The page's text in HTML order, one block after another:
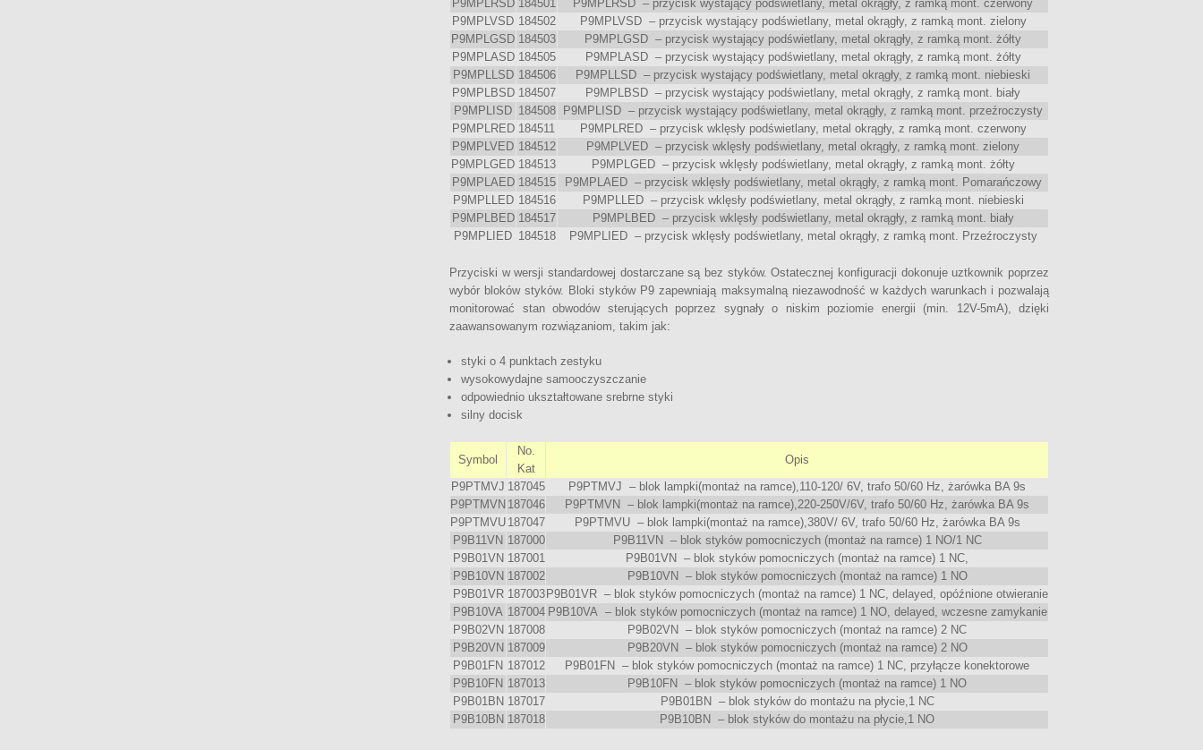
P9MPLRSD 184501
P9MPLRSD – przycisk wystający podświetlany, metal okrągły, z ramką mont. czerwony
P9MPLVSD 184502
P9MPLVSD – przycisk wystający podświetlany, metal okrągły, z ramką mont. zielony
P9MPLGSD 184503
P9MPLGSD – przycisk wystający podświetlany, metal okrągły, z ramką mont. żółty
P9MPLASD 184505
P9MPLASD – przycisk wystający podświetlany, metal okrągły, z ramką mont. żółty
P9MPLLSD 184506
P9MPLLSD – przycisk wystający podświetlany, metal okrągły, z ramką mont. niebieski
P9MPLBSD 184507
P9MPLBSD – przycisk wystający podświetlany, metal okrągły, z ramką mont. biały
P9MPLISD 184508
P9MPLISD – przycisk wystający podświetlany, metal okrągły, z ramką mont. przeźroczysty
P9MPLRED 184511
P9MPLRED – przycisk wklęsły podświetlany, metal okrągły, z ramką mont. czerwony
P9MPLVED 184512
P9MPLVED – przycisk wklęsły podświetlany, metal okrągły, z ramką mont. zielony
P9MPLGED 184513
P9MPLGED – przycisk wklęsły podświetlany, metal okrągły, z ramką mont. żółty
P9MPLAED 184515
P9MPLAED – przycisk wklęsły podświetlany, metal okrągły, z ramką mont. Pomarańczowy
P9MPLLED 184516
P9MPLLED – przycisk wklęsły podświetlany, metal okrągły, z ramką mont. niebieski
P9MPLBED 184517
P9MPLBED – przycisk wklęsły podświetlany, metal okrągły, z ramką mont. biały
P9MPLIED 184518 P9MPLIED – przycisk wklęsły podświetlany, metal okrągły, z ramką mont. Przeźroczysty
Przyciski w wersji standardowej dostarczane są bez styków. Ostatecznej konfiguracji dokonuje uztkownik poprzez
wybór bloków styków. Bloki styków P9 zapewniają maksymalną niezawodność w każdych warunkach i pozwalają
monitorować stan obwodów sterujących poprzez sygnały o niskim poziomie energii (min. 12V-5mA), dzięki
zaawansowanym rozwiązaniom, takim jak:
styki o 4 punktach zestyku
wysokowydajne samooczyszczanie
odpowiednio ukształtowane srebrne styki
silny docisk
Symbol
No.
Kat
Opis
P9PTMVJ 187045
P9PTMVJ – blok lampki(montaż na ramce),110-120/ 6V, trafo 50/60 Hz, żarówka BA 9s
P9PTMVN 187046
P9PTMVN – blok lampki(montaż na ramce),220-250V/6V, trafo 50/60 Hz, żarówka BA 9s
P9PTMVU 187047
P9PTMVU – blok lampki(montaż na ramce),380V/ 6V, trafo 50/60 Hz, żarówka BA 9s
P9B11VN 187000
P9B11VN – blok styków pomocniczych (montaż na ramce) 1 NO/1 NC
P9B01VN 187001
P9B01VN – blok styków pomocniczych (montaż na ramce) 1 NC,
P9B10VN 187002
P9B10VN – blok styków pomocniczych (montaż na ramce) 1 NO
P9B01VR 187003P9B01VR – blok styków pomocniczych (montaż na ramce) 1 NC, delayed, opóźnione otwieranie
P9B10VA 187004 P9B10VA – blok styków pomocniczych (montaż na ramce) 1 NO, delayed, wczesne zamykanie
P9B02VN 187008
P9B02VN – blok styków pomocniczych (montaż na ramce) 2 NC
P9B20VN 187009
P9B20VN – blok styków pomocniczych (montaż na ramce) 2 NO
P9B01FN 187012
P9B01FN – blok styków pomocniczych (montaż na ramce) 1 NC, przyłącze konektorowe
P9B10FN 187013
P9B10FN – blok styków pomocniczych (montaż na ramce) 1 NO
P9B01BN 187017
P9B01BN – blok styków do montażu na płycie,1 NC
P9B10BN 187018 P9B10BN – blok styków do montażu na płycie,1 NO